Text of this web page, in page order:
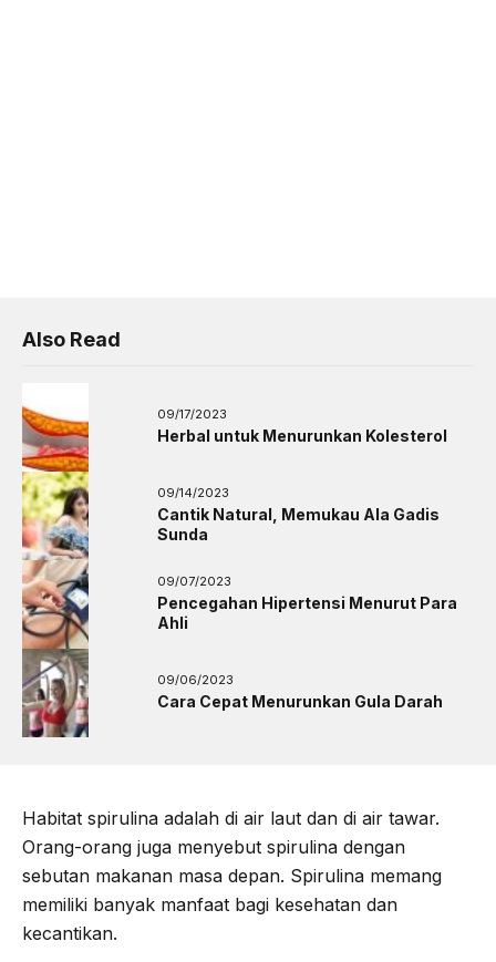
Also Read
09/17/2023
Herbal untuk Menurunkan Kolesterol
09/14/2023
Cantik Natural, Memukau Ala Gadis
Sunda
09/07/2023
Pencegahan Hipertensi Menurut Para
Ahli
09/06/2023
Cara Cepat Menurunkan Gula Darah
Habitat spirulina adalah di air laut dan di air tawar.
Orang-orang juga menyebut spirulina dengan
sebutan makanan masa depan. Spirulina memang
memiliki banyak manfaat bagi kesehatan dan
kecantikan.